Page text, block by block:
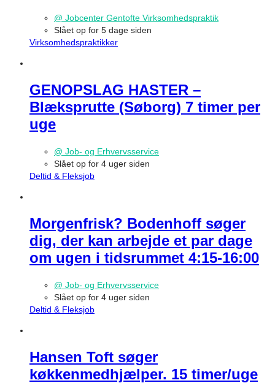
@ Jobcenter Gentofte Virksomhedspraktik
Slået op for 5 dage siden
Virksomhedspraktikker
GENOPSLAG HASTER –
Blæksprutte (Søborg) 7 timer per
uge
@ Job- og Erhvervsservice
Slået op for 4 uger siden
Deltid & Fleksjob
Morgenfrisk? Bodenhoff søger
dig, der kan arbejde et par dage
om ugen i tidsrummet 4:15-16:00
@ Job- og Erhvervsservice
Slået op for 4 uger siden
Deltid & Fleksjob
Hansen Toft søger
køkkenmedhjælper. 15 timer/uge